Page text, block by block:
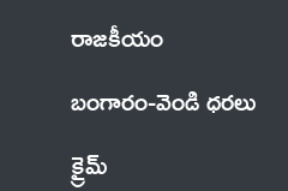
రాజకీయం
బంగారం-వెండి ధరలు
క్రైమ్